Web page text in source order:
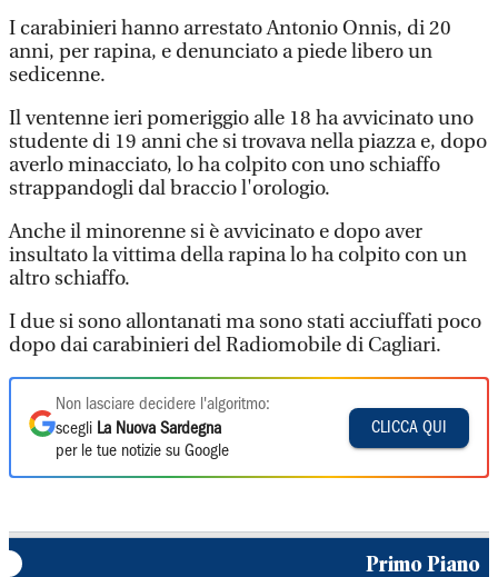
I carabinieri hanno arrestato Antonio Onnis, di 20
anni, per rapina, e denunciato a piede libero un
sedicenne.
Il ventenne ieri pomeriggio alle 18 ha avvicinato uno
studente di 19 anni che si trovava nella piazza e, dopo
averlo minacciato, lo ha colpito con uno schiaffo
strappandogli dal braccio l'orologio.
Anche il minorenne si è avvicinato e dopo aver
insultato la vittima della rapina lo ha colpito con un
altro schiaffo.
I due si sono allontanati ma sono stati acciuffati poco
dopo dai carabinieri del Radiomobile di Cagliari.
Non lasciare decidere l'algoritmo:
scegli La Nuova Sardegna
per le tue notizie su Google
CLICCA QUI
Primo Piano